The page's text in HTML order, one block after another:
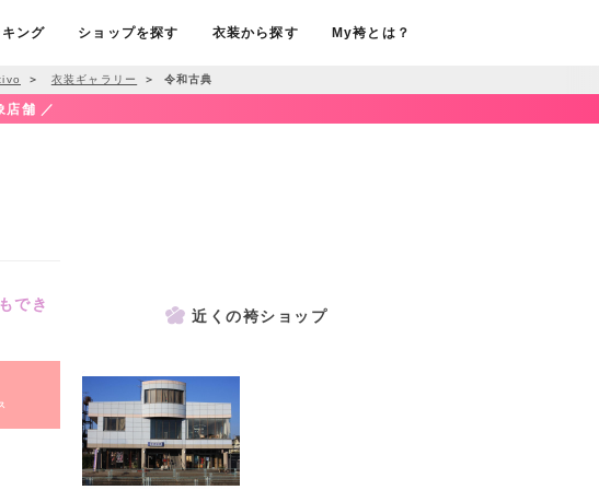
ング ショップを探す 衣装から探す My袴とは？
＞ 衣装ギャラリー ＞ 令和古典
店舗 ／
でき
近くの袴ショップ